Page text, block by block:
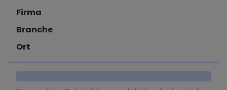
Firma
Branche
Ort